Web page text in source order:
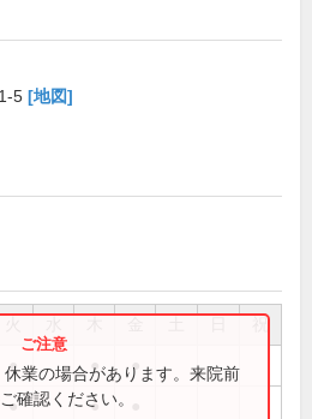
5 [地図]
祝
● ● ●
● ●
業の場合があります。来院前
確認ください。